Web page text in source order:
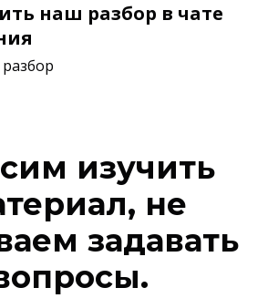
наш разбор в чате
изучить
не
задавать